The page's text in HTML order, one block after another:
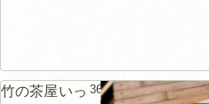
竹の茶屋いっ 36m